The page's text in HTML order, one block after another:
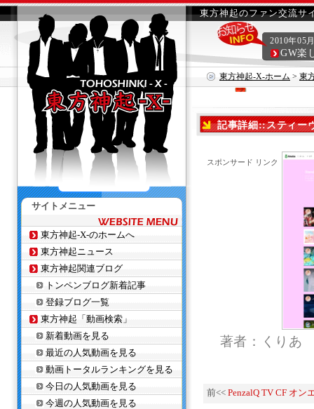
東方神起のファン交流サ
東方神起-X-ホーム > 東
2010年05
GW楽
記事詳細::スティー
スポンサード リンク
著者：くりあ
前<< PenzalQ TV CF オン
サイトメニュー
東方神起-X-のホームへ
東方神起ニュース
東方神起関連ブログ
トンペンブログ新着記事
登録ブログ一覧
東方神起「動画検索」
新着動画を見る
最近の人気動画を見る
動画トータルランキングを見る
今日の人気動画を見る
今週の人気動画を見る